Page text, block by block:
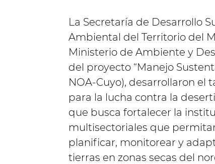
La Secretaría de Desarrollo
Ambiental del Territorio del
Ministerio de Ambiente y
del proyecto “Manejo
NOA-Cuyo), desarrollaron el
para la lucha contra la
que busca fortalecer la
multisectoriales que
planificar, monitorear y
tierras en zonas secas del